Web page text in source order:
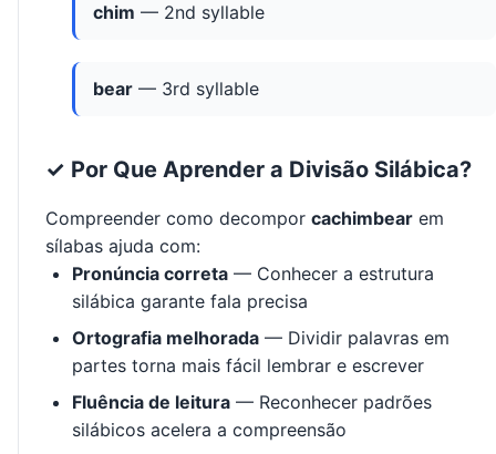
chim — 2nd syllable
bear — 3rd syllable
✓ Por Que Aprender a Divisão Silábica?
Compreender como decompor cachimbear em
sílabas ajuda com:
Pronúncia correta — Conhecer a estrutura
silábica garante fala precisa
Ortografia melhorada — Dividir palavras em
partes torna mais fácil lembrar e escrever
Fluência de leitura — Reconhecer padrões
silábicos acelera a compreensão